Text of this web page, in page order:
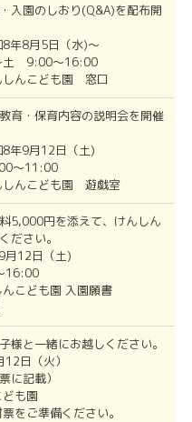
入園のしおり(Q&A)を配布開
8月5日（水)～
9:00～16:00
んこども園 窓口
育・保育内容の説明会を開催
月12日（土)
～11:00
こども園 遊戯室
5,000円を添えて、けんしん
ださい。
12日（土)
16:00
こども園 入園願書
様と一緒にお越しください。
日（火）
に記載）
も園
をご準備ください。